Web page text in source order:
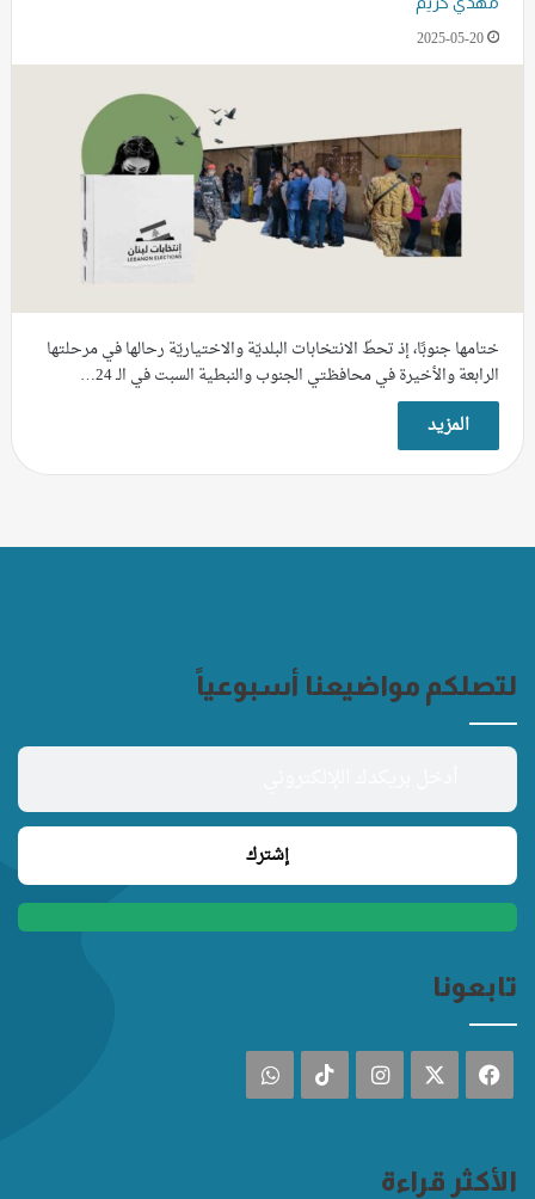
2025-05-20
ختامها جنوبًا، إذ تحطّ الانتخابات البلديّة والاختياريّة رحالها في مرحلتها
الرابعة والأخيرة في محافظتي الجنوب والنبطية السبت في الـ 24…
المزيد
لتصلكم مواضيعنا أسبوعياً
تابعونا
فيسبوك انستقرام ‫TikTokواتساب
الأكثر قراءة